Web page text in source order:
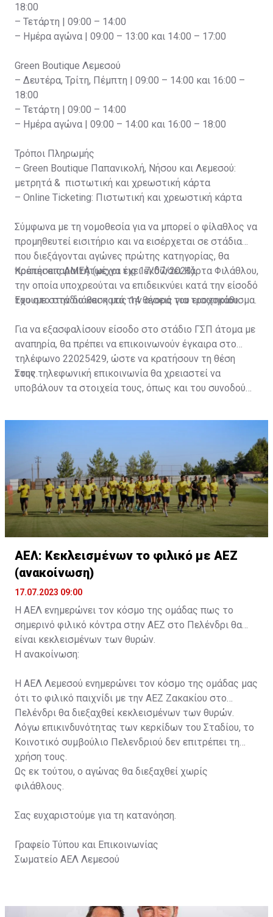
18:00
– Τετάρτη | 09:00 – 14:00
– Ημέρα αγώνα | 09:00 – 13:00 και 14:00 – 17:00
Green Boutique Λεμεσού
– Δευτέρα, Τρίτη, Πέμπτη | 09:00 – 14:00 και 16:00 –
18:00
– Τετάρτη | 09:00 – 14:00
– Ημέρα αγώνα | 09:00 – 14:00 και 16:00 – 18:00
Τρόποι Πληρωμής
– Green Boutique Παπανικολή, Νήσου και Λεμεσού:
μετρητά & πιστωτική και χρεωστική κάρτα
– Online Ticketing: Πιστωτική και χρεωστική κάρτα
Σύμφωνα με τη νομοθεσία για να μπορεί ο φίλαθλος να
προμηθευτεί εισιτήριο και να εισέρχεται σε στάδια
που διεξάγονται αγώνες πρώτης κατηγορίας, θα
πρέπει απαραιτήτως να έχει εκδώσει Κάρτα Φιλάθλου,
την οποία υποχρεούται να επιδεικνύει κατά την είσοδό
του στο στάδιο και κατά την αγορά του εισιτηρίου.
Κρατήσεις ΑΜΕΑ (μέχρι τις 17/07/2023)
Έχουμε στην διάθεση μας 14 θέσεις για τροχοκάθισμα.
Για να εξασφαλίσουν είσοδο στο στάδιο ΓΣΠ άτομα με
αναπηρία, θα πρέπει να επικοινωνούν έγκαιρα στο
τηλέφωνο 22025429, ώστε να κρατήσουν τη θέση
τους.
Στην τηλεφωνική επικοινωνία θα χρειαστεί να
υποβάλουν τα στοιχεία τους, όπως και του συνοδού
ΑΕΛ: Κεκλεισμένων το φιλικό με ΑΕΖ
(ανακοίνωση)
17.07.2023 09:00
Η ΑΕΛ ενημερώνει τον κόσμο της ομάδας πως το
σημερινό φιλικό κόντρα στην ΑΕΖ στο Πελένδρι θα
είναι κεκλεισμένων των θυρών.
Η ανακοίνωση:
Η ΑΕΛ Λεμεσού ενημερώνει τον κόσμο της ομάδας μας
ότι το φιλικό παιχνίδι με την ΑΕΖ Ζακακίου στο
Πελένδρι θα διεξαχθεί κεκλεισμένων των θυρών.
Λόγω επικινδυνότητας των κερκίδων του Σταδίου, το
Κοινοτικό συμβούλιο Πελενδριού δεν επιτρέπει τη
χρήση τους.
Ως εκ τούτου, ο αγώνας θα διεξαχθεί χωρίς
φιλάθλους.
Σας ευχαριστούμε για τη κατανόηση.
Γραφείο Τύπου και Επικοινωνίας
Σωματείο ΑΕΛ Λεμεσού